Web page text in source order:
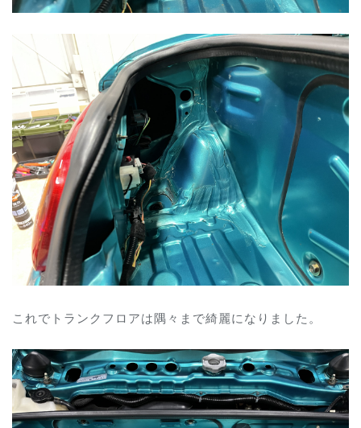
これでトランクフロアは隅々まで綺麗になりました。